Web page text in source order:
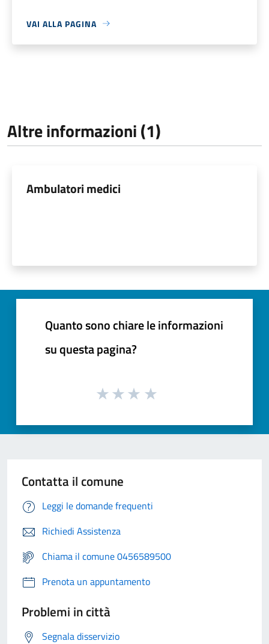
VAI ALLA PAGINA
Altre informazioni (1)
Ambulatori medici
Quanto sono chiare le informazioni
su questa pagina?
Contatta il comune
Leggi le domande frequenti
Richiedi Assistenza
Chiama il comune 0456589500
Prenota un appuntamento
Problemi in città
Segnala disservizio